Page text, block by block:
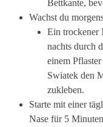
Bettkante,
Wachst du
Ein trockener
nachts durch
einem
Swiatek den
zukleben.
Starte mit einer
Nase für 5 Minuten